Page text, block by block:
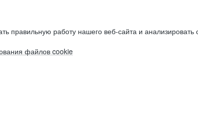
правильную работу нашего веб-сайта и анализировать
файлов cookie